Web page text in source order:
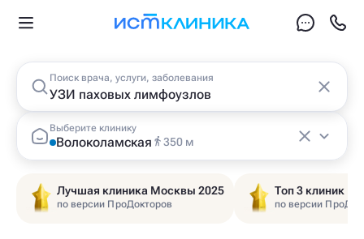
Поиск врача, услуги, заболевания
Выберите клинику
Волоколамская 350 м
Лучшая клиника Москвы 2025
по версии ПроДокторов
Топ 3 клиник
по версии